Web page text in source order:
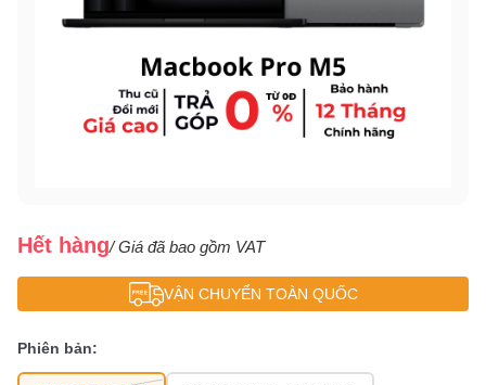
Hết hàng/ Giá đã bao gồm VAT
VẬN CHUYỂN TOÀN QUỐC
Phiên bản: